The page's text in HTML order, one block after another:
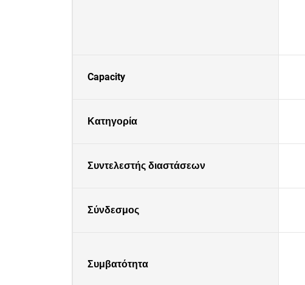
Capacity
Κατηγορία
Συντελεστής διαστάσεων
Σύνδεσμος
Συμβατότητα